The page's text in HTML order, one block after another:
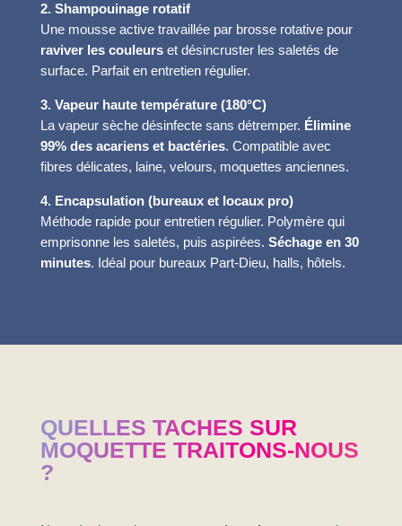
2. Shampouinage rotatif
Une mousse active travaillée par brosse rotative pour
raviver les couleurset désincruster les saletés de
surface. Parfait en entretien régulier.
3. Vapeur haute température (180°C)
La vapeur sèche désinfecte sans détremper. Élimine
99% des acariens et bactéries. Compatible avec
fibres délicates, laine, velours, moquettes anciennes.
4. Encapsulation (bureaux et locaux pro)
Méthode rapide pour entretien régulier. Polymère qui
emprisonne les saletés, puis aspirées. Séchage en 30
minutes. Idéal pour bureaux Part-Dieu, halls, hôtels.
QUELLES TACHES SUR
MOQUETTE TRAITONS-NOUS
?